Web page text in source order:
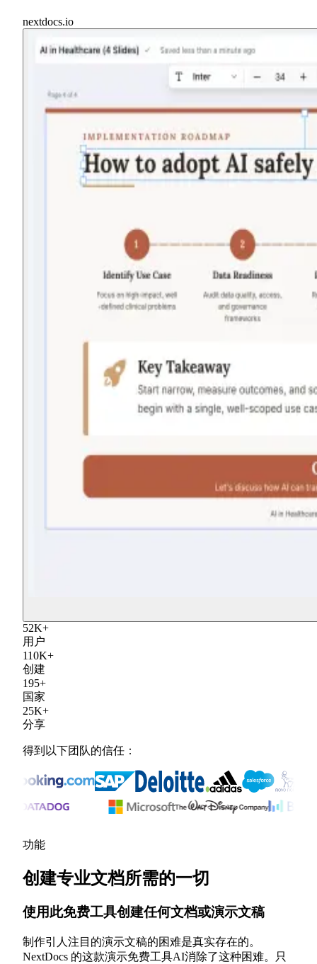
nextdocs.io
52K+
用户
110K+
创建
195+
国家
25K+
分享
得到以下团队的信任：
功能
创建专业文档所需的一切
使用此免费工具创建任何文档或演示文稿
制作引人注目的演示文稿的困难是真实存在的。
NextDocs 的这款演示免费工具AI消除了这种困难。只